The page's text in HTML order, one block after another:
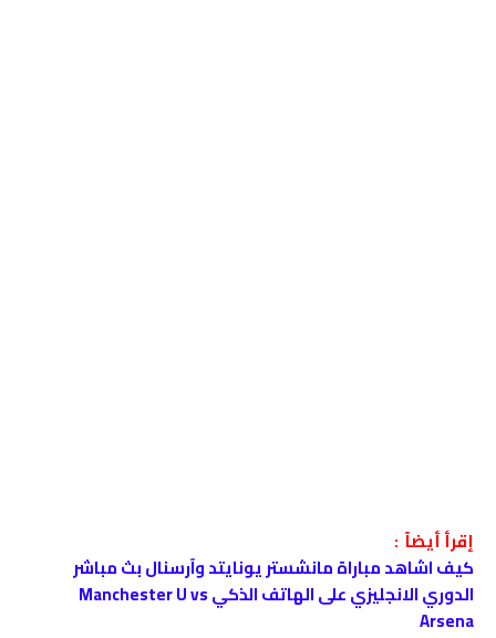
إقرأ أيضاً :
كيف اشاهد مباراة مانشستر يونايتد وآرسنال بث مباشر
الدوري الانجليزي على الهاتف الذكي Manchester U vs
Arsena